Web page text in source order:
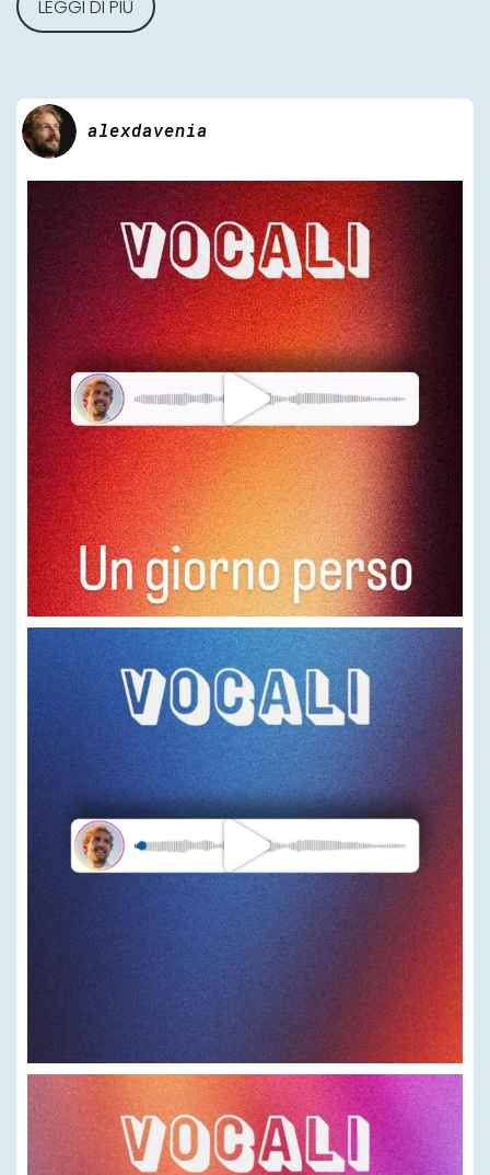
LEGGI DI PIÙ
alexdavenia